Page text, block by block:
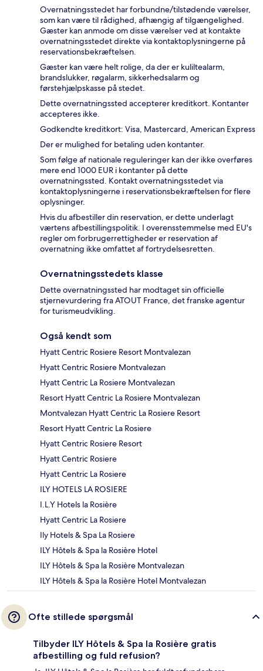
Overnatningsstedet har forbundne/tilstødende værelser,
som kan være til rådighed, afhængig af tilgængelighed.
Gæster kan anmode om disse værelser ved at kontakte
overnatningsstedet direkte via kontaktoplysningerne på
reservationsbekræftelsen.
Gæster kan være helt rolige, da der er kuliltealarm,
brandslukker, røgalarm, sikkerhedsalarm og
førstehjælpskasse på stedet.
Dette overnatningssted accepterer kreditkort. Kontanter
accepteres ikke.
Godkendte kreditkort: Visa, Mastercard, American Express
Der er mulighed for betaling uden kontanter.
Som følge af nationale reguleringer kan der ikke overføres
mere end 1000 EUR i kontanter på dette
overnatningssted. Kontakt overnatningsstedet via
kontaktoplysningerne i reservationsbekræftelsen for flere
oplysninger.
Hvis du afbestiller din reservation, er dette underlagt
værtens afbestillingspolitik. I overensstemmelse med EU's
regler om forbrugerrettigheder er reservation af
overnatning ikke omfattet af fortrydelsesretten.
Overnatningsstedets klasse
Dette overnatningssted har modtaget sin officielle
stjernevurdering fra ATOUT France, det franske agentur
for turismeudvikling.
Også kendt som
Hyatt Centric Rosiere Resort Montvalezan
Hyatt Centric Rosiere Montvalezan
Hyatt Centric La Rosiere Montvalezan
Resort Hyatt Centric La Rosiere Montvalezan
Montvalezan Hyatt Centric La Rosiere Resort
Resort Hyatt Centric La Rosiere
Hyatt Centric Rosiere Resort
Hyatt Centric Rosiere
Hyatt Centric La Rosiere
ILY HOTELS LA ROSIERE
I.L.Y Hotels la Rosière
Hyatt Centric La Rosiere
Ily Hotels & Spa La Rosiere
ILY Hôtels & Spa la Rosière Hotel
ILY Hôtels & Spa la Rosière Montvalezan
ILY Hôtels & Spa la Rosière Hotel Montvalezan
Ofte stillede spørgsmål
Tilbyder ILY Hôtels & Spa la Rosière gratis
afbestilling og fuld refusion?